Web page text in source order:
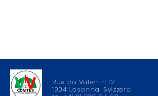
Rue du Valentin 12
1004 Losanna, Svizzera